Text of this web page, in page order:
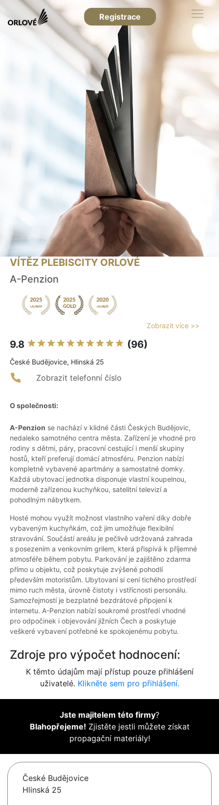
Registrace
VÍTĚZ PLEBISCITY ORLOVÉ
A-Penzion
Zobrazit více >>
9.8 (96)
České Budějovice, Hlinská 25
Zobrazit telefonní číslo
O společnosti:
A-Penzion se nachází v klidné části Českých Budějovic,
nedaleko samotného centra města. Zařízení je vhodné pro
rodiny s dětmi, páry, pracovní cestující i menší skupiny
hostů, kteří preferují domácí atmosféru. Penzion nabízí
kompletně vybavené apartmány a samostatné domky.
Každá ubytovací jednotka disponuje vlastní koupelnou,
moderně zařízenou kuchyňkou, satelitní televizí a
pohodlným nábytkem.
Hosté mohou využít možnost vlastního vaření díky dobře
vybaveným kuchyňkám, což jim umožňuje flexibilní
stravování. Součástí areálu je pečlivě udržovaná zahrada
s posezením a venkovním grilem, která přispívá k příjemné
atmosféře během pobytu. Parkování je zajištěno zdarma
přímo u objektu, což poskytuje zvýšené pohodlí
především motoristům. Ubytovaní si cení tichého prostředí
mimo ruch města, úrovně čistoty i vstřícnosti personálu.
Samozřejmostí je bezplatné bezdrátové připojení k
internetu. A-Penzion nabízí soukromé prostředí vhodné
pro odpočinek i objevování jižních Čech a poskytuje
veškeré vybavení potřebné ke spokojenému pobytu.
Zdroje pro výpočet hodnocení:
K těmto údajům mají přístup pouze přihlášení
uživatelé. Klikněte sem pro přihlášení.
Jste majitelem této firmy?
Blahopřejeme! Zjistěte jestli můžete získat
propagační materiály!
České Budějovice
Hlinská 25